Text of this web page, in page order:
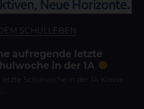
SCHULLEBEN
aufregende letzte
in der 1A
letzte Schulwoche in der 1A-Klasse